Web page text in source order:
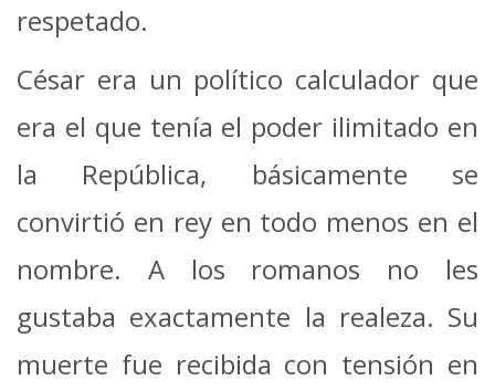
respetado.
César era un político calculador que
era el que tenía el poder ilimitado en
la República, básicamente se
convirtió en rey en todo menos en el
nombre. A los romanos no les
gustaba exactamente la realeza. Su
muerte fue recibida con tensión en